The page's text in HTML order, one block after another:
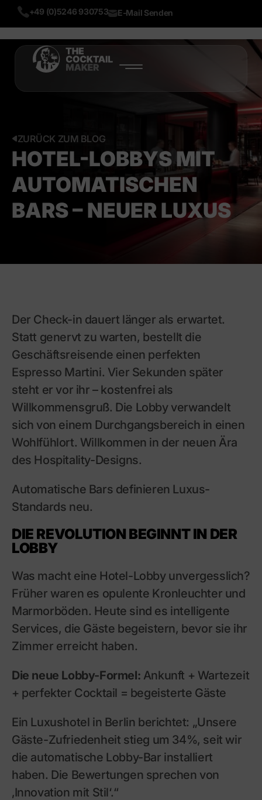
+49 (0)5246 930753 E-Mail Senden
START
ÜBER UNS
BLOG
MEHR
LIVE DEMO
Versand
ZURÜCK ZUM BLOG
HOTEL-LOBBYS MIT
AUTOMATISCHEN
BARS – NEUER LUXUS
Der Check-in dauert länger als erwartet.
Statt genervt zu warten, bestellt die
Geschäftsreisende einen perfekten
Espresso Martini. Vier Sekunden später
steht er vor ihr – kostenfrei als
Willkommensgruß. Die Lobby verwandelt
sich von einem Durchgangsbereich in einen
Wohlfühlort. Willkommen in der neuen Ära
des Hospitality-Designs.
Automatische Bars definieren Luxus-
Standards neu.
DIE REVOLUTION BEGINNT IN DER
LOBBY
Was macht eine Hotel-Lobby unvergesslich?
Früher waren es opulente Kronleuchter und
Marmorböden. Heute sind es intelligente
Services, die Gäste begeistern, bevor sie ihr
Zimmer erreicht haben.
Die neue Lobby-Formel: Ankunft + Wartezeit
+ perfekter Cocktail = begeisterte Gäste
Ein Luxushotel in Berlin berichtet: „Unsere
Gäste-Zufriedenheit stieg um 34%, seit wir
die automatische Lobby-Bar installiert
haben. Die Bewertungen sprechen von
‚Innovation mit Stil‘.“